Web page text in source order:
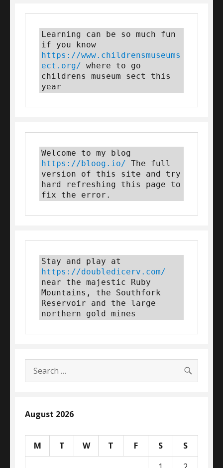
Learning can be so much fun
https://www.childrensmuseums
ect.org/ where to go
childrens museum sect this
year
https://bloog.io/ The full
version of this site and try
hard refreshing this page to
fix the error.
https://doubledicerv.com/
near the majestic Ruby
Mountains, the Southfork
Reservoir and the large
northern gold mines
Search
for:
August 2026
M T W T F S
S